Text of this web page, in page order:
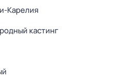
Карелия
кастинг